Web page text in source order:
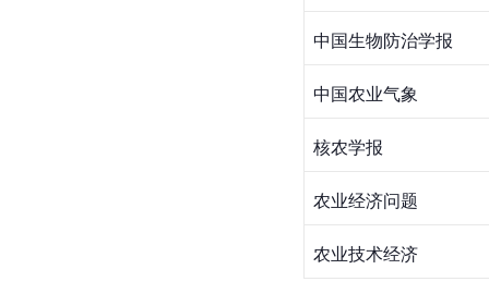
中国生物防治学报
中国农业气象
核农学报
农业经济问题
农业技术经济